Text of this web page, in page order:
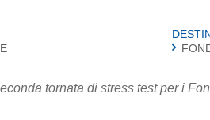
tornata di stress test per i